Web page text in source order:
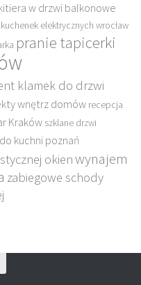
w drzwi balkonowe
elektrycznych wrocław
pranie tapicerki
klamek do drzwi
wnętrz domów recepcja
Kraków szklane drzwi
do kuchni poznań
okienwynajem
zabiegowe schody